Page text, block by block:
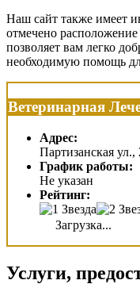
Наш сайт также имеет
отмечено
позволяет вам легко
необходимую помощь
Ветеринарная
Адрес:
Партизанская
График работы:
Не указан
Рейтинг:
Загрузка...
Услуги,